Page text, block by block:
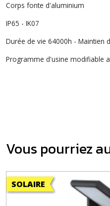
Corps fonte d'aluminium
IP65 - IK07
Durée de vie 64000h - Maintien
Programme d'usine modifiable
Vous pourriez
SOLAIRE